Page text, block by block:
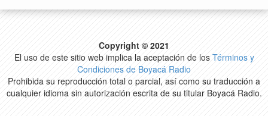
Copyright © 2021
El uso de este sitio web implica la aceptación de los Términos y
Condiciones de Boyacá Radio
Prohibida su reproducción total o parcial, así como su traducción a
cualquier idioma sin autorización escrita de su titular Boyacá Radio.